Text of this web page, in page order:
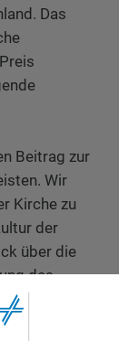
Das
Beitrag zur
Wir
Kirche zu
der
über die
des
nicht allein